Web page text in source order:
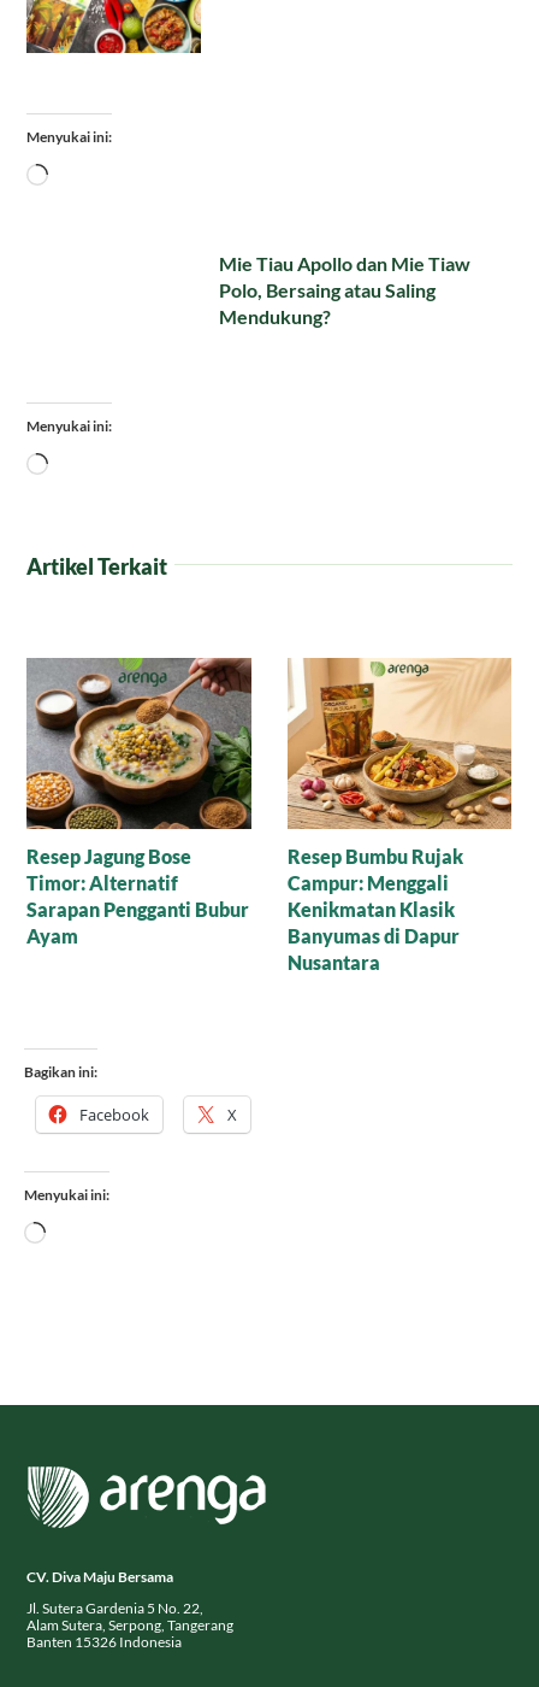
Menyukai ini:
Memuat...
Mie Tiau Apollo dan Mie Tiaw
Polo, Bersaing atau Saling
Mendukung?
Menyukai ini:
Memuat...
Artikel Terkait
Manisnya Cokelat
Cornflakes Gula Aren,
Mari Nikmati Camilan
Sehat yang Mewah
Puding Tempe untuk
Anak yang Suka Pilih-
Pilih Makanan
Bagikan ini:
Facebook X
Menyukai ini:
Memuat...
Jl. Sutera Gardenia 5 No. 22,
Alam Sutera, Serpong, Tangerang
Banten 15326 Indonesia